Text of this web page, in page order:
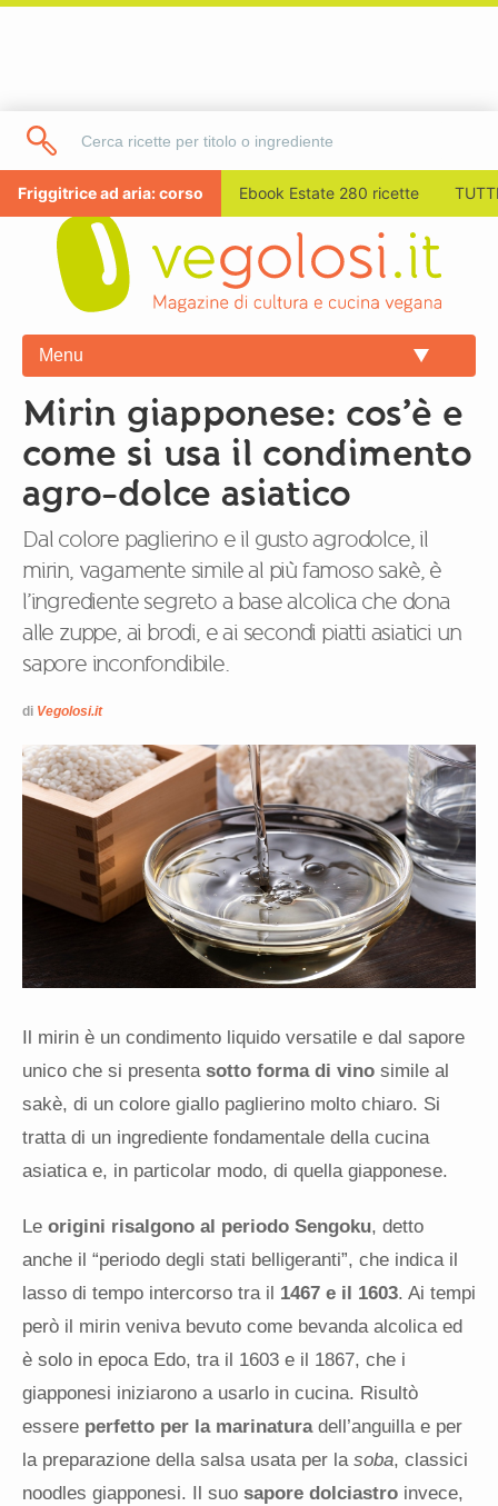
Friggitrice ad aria: corso Ebook Estate 280 ricette
Menu
Mirin giapponese: cos’è e
come si usa il condimento
agro-dolce asiatico
Dal colore paglierino e il gusto agrodolce, il
mirin, vagamente simile al più famoso sakè, è
l’ingrediente segreto a base alcolica che dona
alle zuppe, ai brodi, e ai secondi piatti asiatici un
sapore inconfondibile.
di Vegolosi.it
Il mirin è un condimento liquido versatile e dal sapore
unico che si presenta sotto forma di vino simile al
sakè, di un colore giallo paglierino molto chiaro. Si
tratta di un ingrediente fondamentale della cucina
asiatica e, in particolar modo, di quella giapponese.
Le origini risalgono al periodo Sengoku, detto
anche il “periodo degli stati belligeranti”, che indica il
lasso di tempo intercorso tra il 1467 e il 1603. Ai tempi
però il mirin veniva bevuto come bevanda alcolica ed
è solo in epoca Edo, tra il 1603 e il 1867, che i
giapponesi iniziarono a usarlo in cucina. Risultò
essere perfetto per la marinaturadell’anguilla e per
la preparazione della salsa usata per la soba, classici
noodles giapponesi. Il suo sapore dolciastro invece,